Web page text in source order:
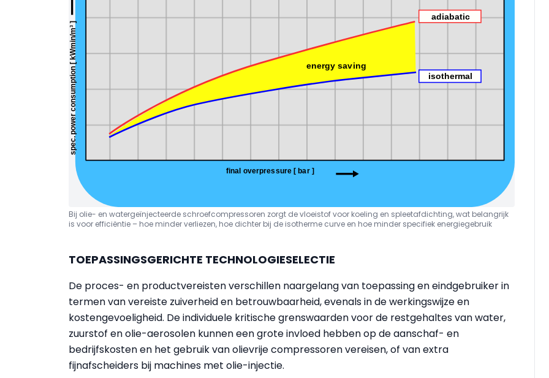
Bij olie- en watergeïnjecteerde schroefcompressoren zorgt de vloeistof voor koeling en spleetafdichting, wat belangrijk
is voor efficiëntie – hoe minder verliezen, hoe dichter bij de isotherme curve en hoe minder specifiek energiegebruik
TOEPASSINGSGERICHTE TECHNOLOGIESELECTIE
De proces- en productvereisten verschillen naargelang van toepassing en eindgebruiker in
termen van vereiste zuiverheid en betrouwbaarheid, evenals in de werkingswijze en
kostengevoeligheid. De individuele kritische grenswaarden voor de restgehaltes van water,
zuurstof en olie-aerosolen kunnen een grote invloed hebben op de aanschaf- en
bedrijfskosten en het gebruik van olievrije compressoren vereisen, of van extra
fijnafscheiders bij machines met olie-injectie.